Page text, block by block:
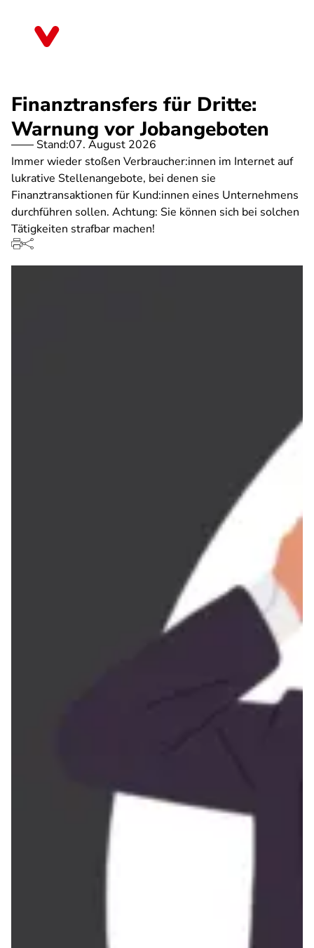
Finanztransfers für Dritte:
Warnung vor Jobangeboten
Stand:07. August 2026
Immer wieder stoßen Verbraucher:innen im Internet auf
lukrative Stellenangebote, bei denen sie
Finanztransaktionen für Kund:innen eines Unternehmens
durchführen sollen. Achtung: Sie können sich bei solchen
Tätigkeiten strafbar machen!